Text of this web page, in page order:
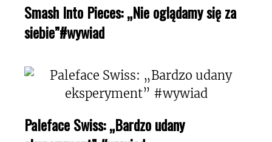
Smash Into Pieces: „Nie oglądamy się za
siebie”#wywiad
Paleface Swiss: „Bardzo udany